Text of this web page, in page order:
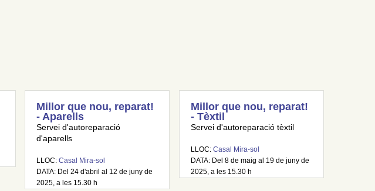
Millor que nou, reparat!
- Aparells
Servei d'autoreparació
d'aparells
LLOC:Casal Mira-sol
DATA: Del 24 d'abril al 12 de juny de
2025, a les 15.30 h
Millor que nou, reparat!
- Tèxtil
Servei d'autoreparació tèxtil
LLOC: Casal Mira-sol
DATA: Del 8 de maig al 19 de juny de
2025, a les 15.30 h